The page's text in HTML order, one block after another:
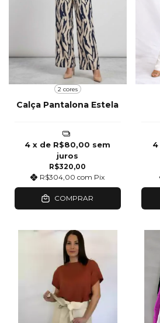
2 cores
Calça Pantalona Estela
R$320,00
R$304,00com Pix
4 x de R$80,00 sem
juros
COMPRAR
4